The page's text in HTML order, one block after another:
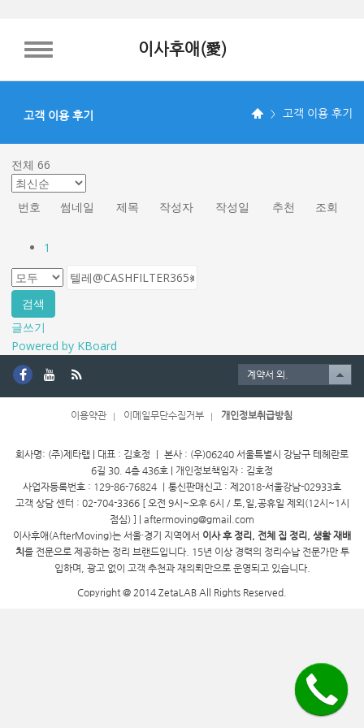
TOGGLE NAVIGATION이사후애(愛)
고객 이용 후기 고객 이용 후기
전체 66
번호 썸네일 제목 작성자 작성일 추천 조회
1
검색
글쓰기
Powered by KBoard
이용약관 이메일무단수집거부 개인정보취급방침
계약서 외.
회사명: (주)제타랩 | 대표 : 김호정 ㅣ 본사 : (우)06240 서울특별시 강남구 테헤란로
6길 30. 4층 436호 | 개인정보책임자 : 김호정
사업자등록번호 : 129-86-76824 ㅣ통신판매신고 : 제2018-서울강남-02933호
고객 상담 센터 : 02-704-3366 [ 오전 9시~오후 6시 / 토,일,공휴일 제외(12시~1시
점심) ] | aftermoving@gmail.com
이사후애(AfterMoving)는 서울·경기 지역에서 이사 후 정리, 전체 집 정리, 생활 재배
치 를 전문으로 제공하는 정리 브랜드입니다. 15년 이상 경력의 정리수납 전문가만 투
입하며, 광고 없이 고객 추천과 재의뢰만으로 운영되고 있습니다.
Copyright @ 2014 ZetaLAB All Rights Reserved.